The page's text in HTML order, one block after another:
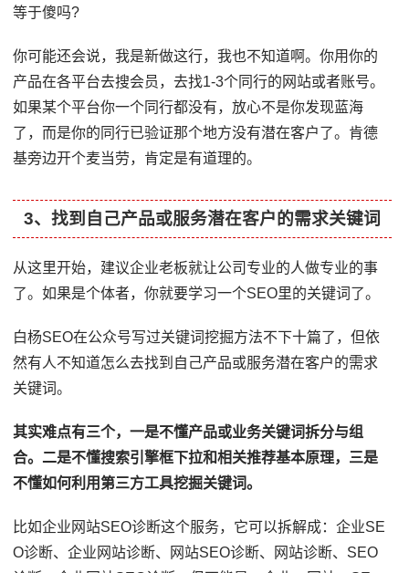
等于傻吗?
你可能还会说，我是新做这行，我也不知道啊。你用你的
产品在各平台去搜会员，去找1-3个同行的网站或者账号。
如果某个平台你一个同行都没有，放心不是你发现蓝海
了，而是你的同行已验证那个地方没有潜在客户了。肯德
基旁边开个麦当劳，肯定是有道理的。
3、找到自己产品或服务潜在客户的需求关键词
从这里开始，建议企业老板就让公司专业的人做专业的事
了。如果是个体者，你就要学习一个SEO里的关键词了。
白杨SEO在公众号写过关键词挖掘方法不下十篇了，但依
然有人不知道怎么去找到自己产品或服务潜在客户的需求
关键词。
其实难点有三个，一是不懂产品或业务关键词拆分与组
合。二是不懂搜索引擎框下拉和相关推荐基本原理，三是
不懂如何利用第三方工具挖掘关键词。
比如企业网站SEO诊断这个服务，它可以拆解成：企业SE
O诊断、企业网站诊断、网站SEO诊断、网站诊断、SEO